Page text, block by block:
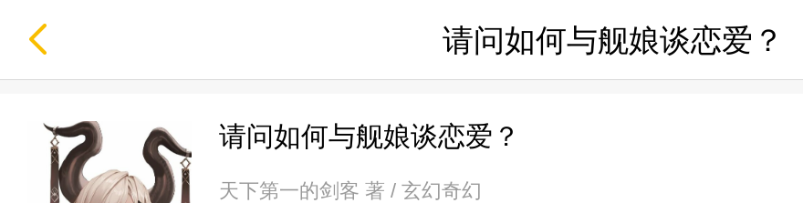
请问如何与舰娘谈恋爱？
请问如何与舰娘谈恋爱？
天下第一的剑客 著 / 玄幻奇幻